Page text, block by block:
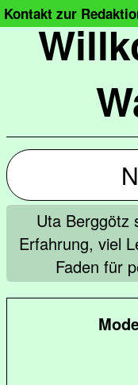
Kontakt zur
Uta Berggötz
Erfahrung, viel
Faden für